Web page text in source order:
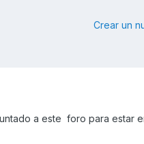
Crear un
a este foro para estar